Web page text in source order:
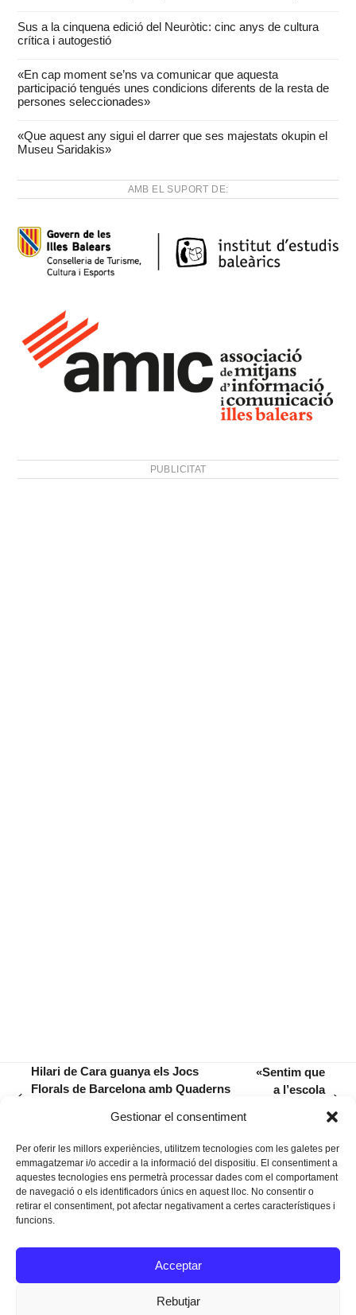
Gestionar el consentiment
Per oferir les millors experiències, utilitzem tecnologies com les galetes per
emmagatzemar i/o accedir a la informació del dispositiu. El consentiment a
aquestes tecnologies ens permetrà processar dades com el comportament
de navegació o els identificadors únics en aquest lloc. No consentir o
retirar el consentiment, pot afectar negativament a certes característiques i
funcions.
Acceptar
Rebutjar
Sus a la cinquena edició del Neuròtic: cinc anys de cultura
crítica i autogestió
«En cap moment se’ns va comunicar que aquesta
participació tengués unes condicions diferents de la resta de
persones seleccionades»
«Que aquest any sigui el darrer que ses majestats okupin el
Museu Saridakis»
AMB EL SUPORT DE:
PUBLICITAT
Hilari de Cara guanya els Jocs
Florals de Barcelona amb Quaderns
«Sentim que
a l’escola
Instagram
Facebook
Twitter
Texts Legals